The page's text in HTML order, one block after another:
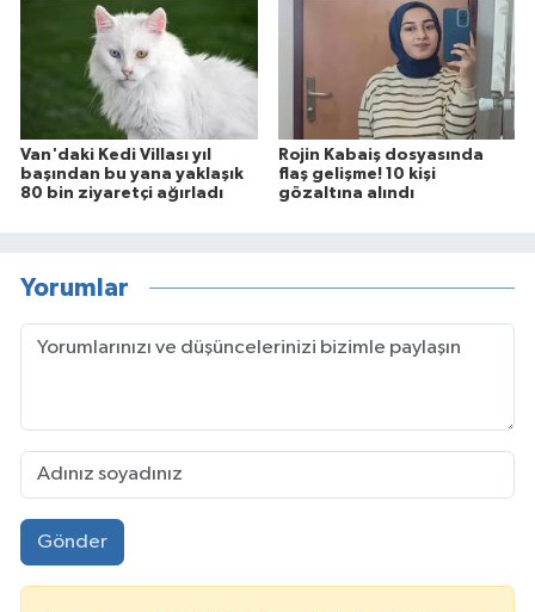
Van'daki Kedi Villası yıl
başından bu yana yaklaşık
80 bin ziyaretçi ağırladı
Rojin Kabaiş dosyasında
flaş gelişme! 10 kişi
gözaltına alındı
Yorumlar
Gönder